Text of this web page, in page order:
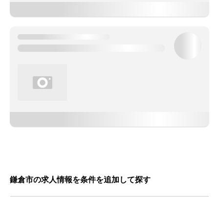
鎌倉市の求人情報を条件を追加して探す